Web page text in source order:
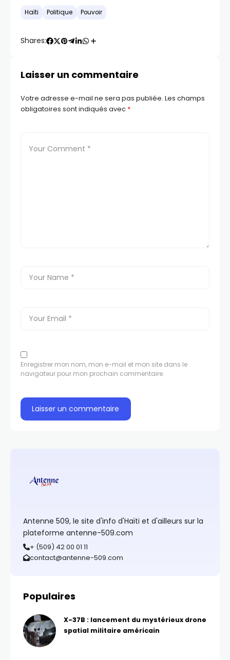
Haïti Politique Pouvoir
Shares:
Laisser un commentaire
Votre adresse e-mail ne sera pas publiée. Les champs
obligatoires sont indiqués avec *
Enregistrer mon nom, mon e-mail et mon site dans le
navigateur pour mon prochain commentaire.
Antenne 509, le site d'info d'Haïti et d'ailleurs sur la
plateforme antenne-509.com
+ (509) 42 00 01 11
contact@antenne-509.com
Populaires
X-37B : lancement du mystérieux drone
spatial militaire américain